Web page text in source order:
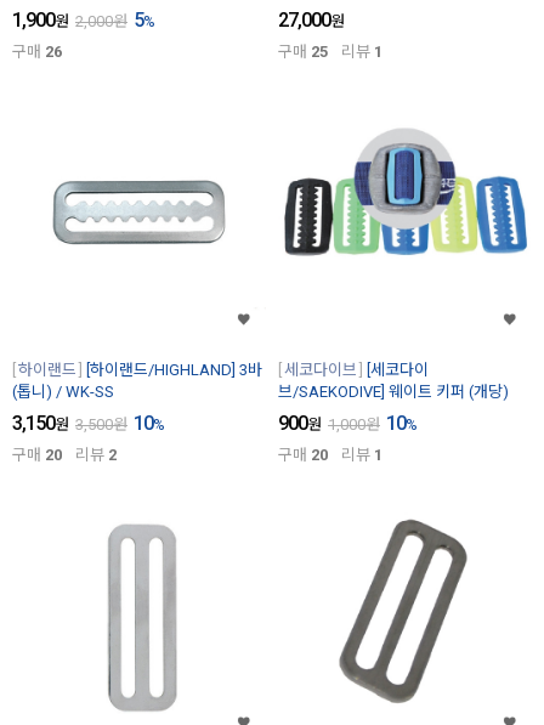
1,900원 2,000원 5%
구매 26
27,000원
구매 25 리뷰 1
하이랜드
[하이랜드/HIGHLAND] 3바
(톱니) / WK-SS
3,150원 3,500원 10%
구매 20 리뷰 2
세코다이브
[세코다이
브/SAEKODIVE] 웨이트 키퍼 (개당)
900원 1,000원 10%
구매 20 리뷰 1